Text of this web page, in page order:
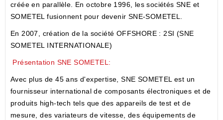
créée en parallèle. En octobre 1996, les sociétés SNE et
SOMETEL fusionnent pour devenir SNE-SOMETEL.
En 2007, création de la société OFFSHORE : 2SI (SNE
SOMETEL INTERNATIONALE)
Présentation SNE SOMETEL:
Avec plus de 45 ans d'expertise, SNE SOMETEL est un
fournisseur international de composants électroniques et de
produits high-tech tels que des appareils de test et de
mesure, des variateurs de vitesse, des équipements de